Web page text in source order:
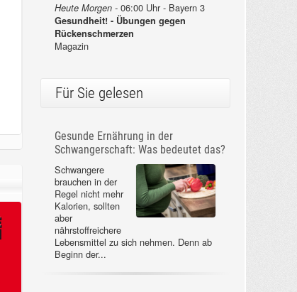
Heute Morgen -06:00 Uhr - Bayern 3
Gesundheit! - Übungen gegen
Rückenschmerzen
Magazin
Für Sie gelesen
Gesunde Ernährung in der
Schwangerschaft: Was bedeutet das?
Schwangere
brauchen in der
Regel nicht mehr
Kalorien, sollten
aber
nährstoffreichere
Lebensmittel zu sich nehmen. Denn ab
Beginn der...